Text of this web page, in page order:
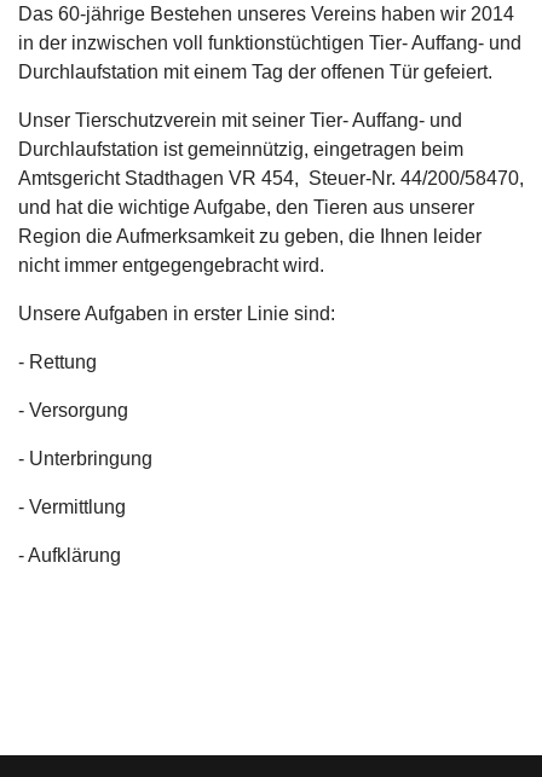
Das 60-jährige Bestehen unseres Vereins haben wir 2014
in der inzwischen voll funktionstüchtigen Tier- Auffang- und
Durchlaufstation mit einem Tag der offenen Tür gefeiert.
Unser Tierschutzverein mit seiner Tier- Auffang- und
Durchlaufstation ist gemeinnützig, eingetragen beim
Amtsgericht Stadthagen VR 454, Steuer-Nr. 44/200/58470,
und hat die wichtige Aufgabe, den Tieren aus unserer
Region die Aufmerksamkeit zu geben, die Ihnen leider
nicht immer entgegengebracht wird.
Unsere Aufgaben in erster Linie sind:
- Rettung
- Versorgung
- Unterbringung
- Vermittlung
- Aufklärung